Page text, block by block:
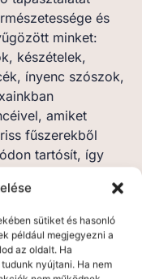
sütiket és hasonló
például megjegyezni a
az oldalt. Ha
nyújtani. Ha nem
és
minket:
készételek,
ínyenc szószok,
amiket
fűszerekből
tartósít, így
meg